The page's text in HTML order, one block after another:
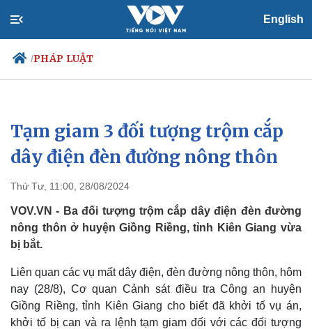
English
/PHÁP LUẬT
Chính trị
Đảng
Tổ chức nhân sự
Nhận diện sự thật
Xã hội
Tin 24h
Dự báo thời tiết
Việc làm
Biển đảo
Tạm giam 3 đối tượng trộm cắp
dây điện đèn đường nông thôn
Thứ Tư, 11:00, 28/08/2024
VOV.VN - Ba đối tượng trộm cắp dây điện đèn đường
nông thôn ở huyện Giồng Riềng, tỉnh Kiên Giang vừa
bị bắt.
Liên quan các vụ mất dây điện, đèn đường nông thôn, hôm
nay (28/8), Cơ quan Cảnh sát điều tra Công an huyện
Giồng Riềng, tỉnh Kiên Giang cho biết đã khởi tố vụ án,
khởi tố bị can và ra lệnh tạm giam đối với các đối tượng